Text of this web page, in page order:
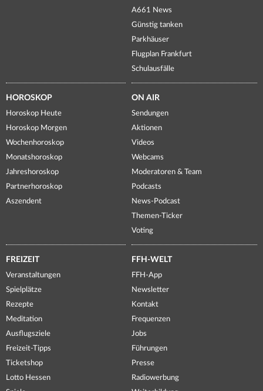
A661 News
Günstig tanken
Parkhäuser
Flugplan Frankfurt
Schulausfälle
HOROSKOP
Horoskop Heute
Horoskop Morgen
Wochenhoroskop
Monatshoroskop
Jahreshoroskop
Partnerhoroskop
Aszendent
ON AIR
Sendungen
Aktionen
Videos
Webcams
Moderatoren & Team
Podcasts
News-Podcast
Themen-Ticker
Voting
FREIZEIT
Veranstaltungen
Spielplätze
Rezepte
Meditation
Ausflugsziele
Freizeit-Tipps
Ticketshop
Lotto Hessen
FFH-WELT
FFH-App
Newsletter
Kontakt
Frequenzen
Jobs
Führungen
Presse
Radiowerbung